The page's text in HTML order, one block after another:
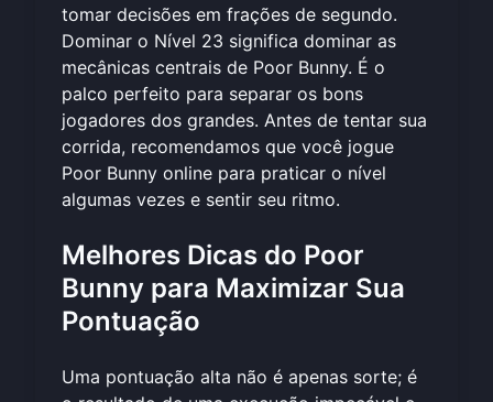
tomar decisões em frações de segundo.
Dominar o Nível 23 significa dominar as
mecânicas centrais de Poor Bunny. É o
palco perfeito para separar os bons
jogadores dos grandes. Antes de tentar sua
corrida, recomendamos que você jogue
Poor Bunny online para praticar o nível
algumas vezes e sentir seu ritmo.
Melhores Dicas do Poor
Bunny para Maximizar Sua
Pontuação
Uma pontuação alta não é apenas sorte; é